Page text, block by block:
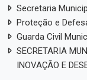
Secretaria
Proteção e
Guarda Civil
SECRETARIA
INOVAÇÃO E